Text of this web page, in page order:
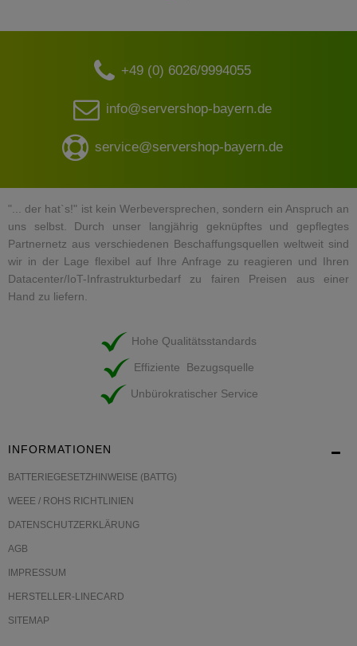
+49 (0) 6026/9994055
info@servershop-bayern.de
service@servershop-bayern.de
"... der hat`s!" ist kein Werbeversprechen, sondern ein Anspruch an
uns selbst. Durch unser langjährig geknüpftes und gepflegtes
Partnernetz aus verschiedenen Beschaffungsquellen weltweit sind
wir in der Lage flexibel auf Ihre Anfrage zu reagieren und Ihren
Datacenter/IoT-Infrastrukturbedarf zu fairen Preisen aus einer
Hand zu liefern.
Hohe Qualitätsstandards
Effiziente Bezugsquelle
Unbürokratischer Service
INFORMATIONEN
BATTERIEGESETZHINWEISE (BATTG)
WEEE / ROHS RICHTLINIEN
DATENSCHUTZERKLÄRUNG
AGB
IMPRESSUM
HERSTELLER-LINECARD
SITEMAP